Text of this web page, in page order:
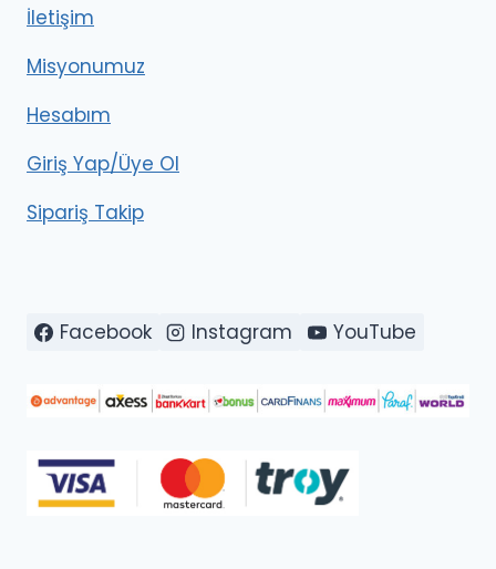
İletişim
Misyonumuz
Hesabım
Giriş Yap/Üye Ol
Sipariş Takip
Facebook Instagram YouTube